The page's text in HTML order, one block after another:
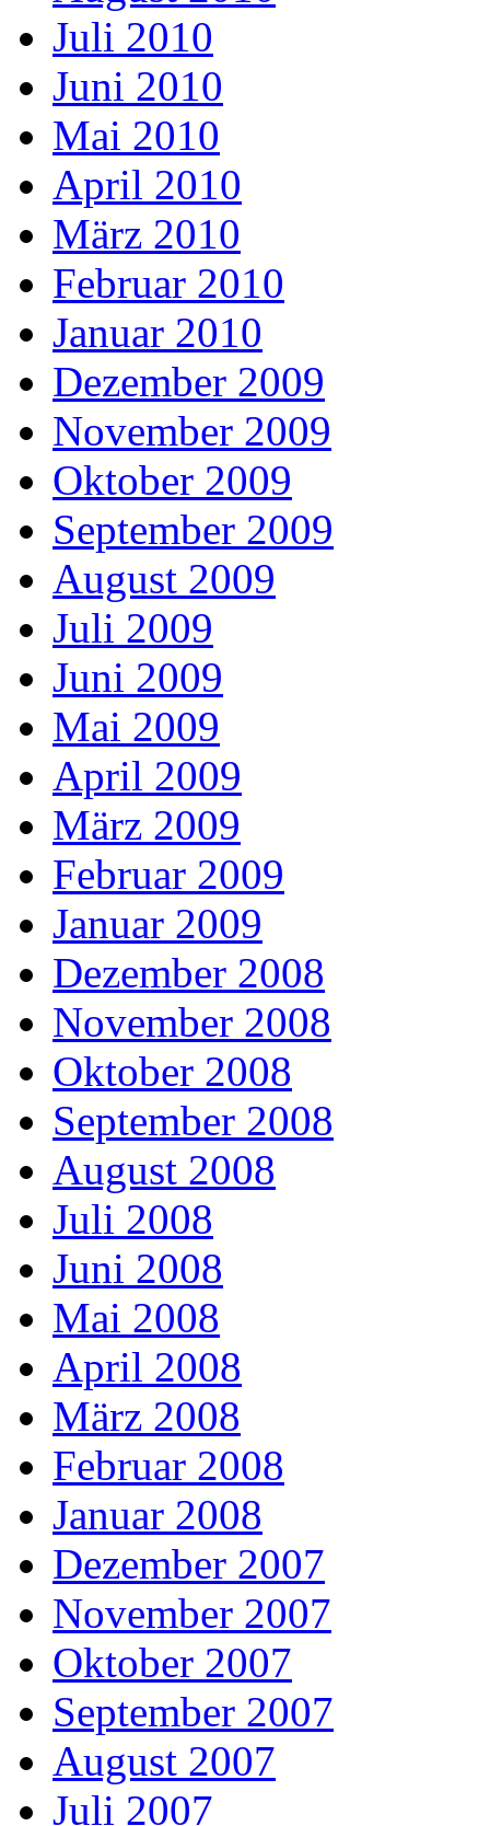
Juli 2010
Juni 2010
Mai 2010
April 2010
März 2010
Februar 2010
Januar 2010
Dezember 2009
November 2009
Oktober 2009
September 2009
August 2009
Juli 2009
Juni 2009
Mai 2009
April 2009
März 2009
Februar 2009
Januar 2009
Dezember 2008
November 2008
Oktober 2008
September 2008
August 2008
Juli 2008
Juni 2008
Mai 2008
April 2008
März 2008
Februar 2008
Januar 2008
Dezember 2007
November 2007
Oktober 2007
September 2007
August 2007
Juli 2007